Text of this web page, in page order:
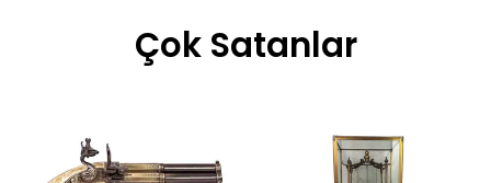
Çok Satanlar